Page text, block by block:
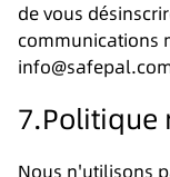
de vous
communications
7.Politique
Nous n'utilisons